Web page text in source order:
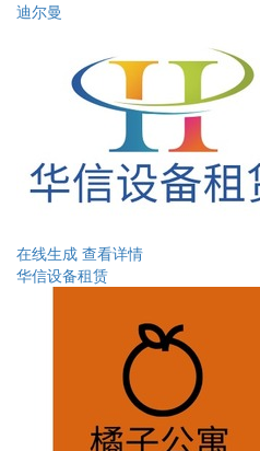
迪尔曼
在线生成 查看详情
华信设备租赁